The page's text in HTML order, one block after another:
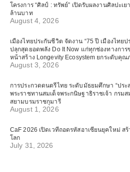
โครงการ “ศิลป์ : ทรัพย์” เปิดรับผลงานศิลปะเ
ล้านบาท
August 4, 2026
เมืองไทยประกันชีวิต จัดงาน “75 ปี เมืองไทย
ปลุกสุดยอดพลัง Do It Now แก่ทุกช่องทางกา
หน้าสร้าง Longevity Ecosystem ยกระดับคุ
August 3, 2026
การประกวดดนตรีไทย ระดับมัธยมศึกษา “ประล
พระราชทานสมเด็จพระกนิษฐาธิราชเจ้า กรม
สยามบรมราชกุมารี
August 1, 2026
CaF 2026 เปิดเวทีถอดรหัสอาเซียนยุคใหม่ ส
โลก
July 31, 2026